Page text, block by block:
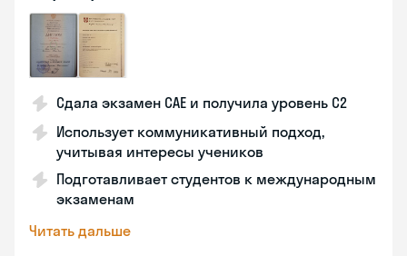
Сдала экзамен CAE и получила уровень С2
Использует коммуникативный подход,
учитывая интересы учеников
Подготавливает студентов к международным
экзаменам
Читать дальше